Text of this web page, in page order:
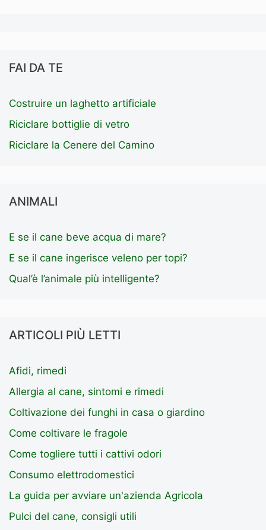
FAI DA TE
Costruire un laghetto artificiale
Riciclare bottiglie di vetro
Riciclare la Cenere del Camino
ANIMALI
E se il cane beve acqua di mare?
E se il cane ingerisce veleno per topi?
Qual’è l’animale più intelligente?
ARTICOLI PIÙ LETTI
Afidi, rimedi
Allergia al cane, sintomi e rimedi
Coltivazione dei funghi in casa o giardino
Come coltivare le fragole
Come togliere tutti i cattivi odori
Consumo elettrodomestici
La guida per avviare un'azienda Agricola
Pulci del cane, consigli utili